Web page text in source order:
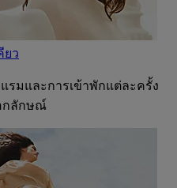
ยว
รมและการเข้าพักแต่ละครั้ง
กลักษณ์